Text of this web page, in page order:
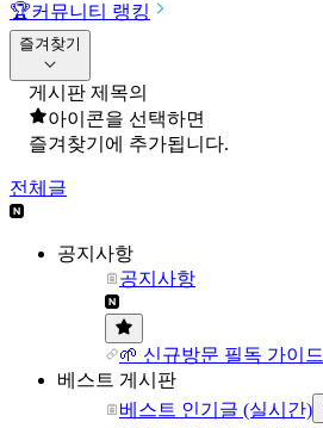
🏆커뮤니티 랭킹
즐겨찾기
게시판 제목의
아이콘을 선택하면
즐겨찾기에 추가됩니다.
전체글
공지사항
공지사항
🌱 신규방문 필독 가이드
베스트 게시판
베스트 인기글 (실시간)